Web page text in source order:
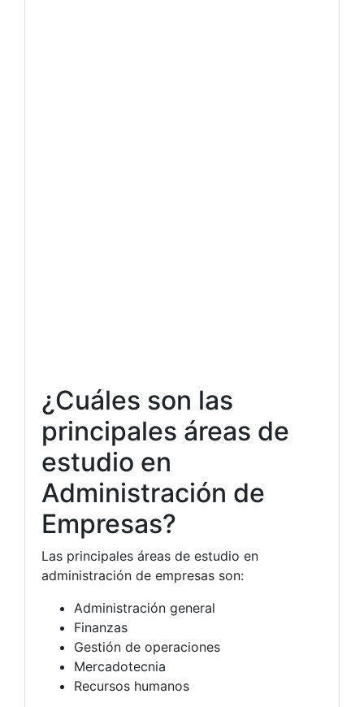
¿Cuáles son las
principales áreas de
estudio en
Administración de
Empresas?
Las principales áreas de estudio en
administración de empresas son:
Administración general
Finanzas
Gestión de operaciones
Mercadotecnia
Recursos humanos